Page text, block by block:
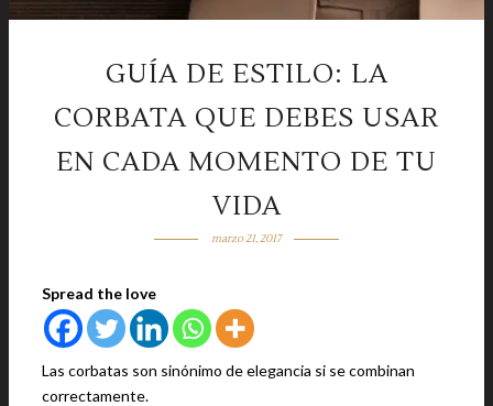
GUÍA DE ESTILO: LA
CORBATA QUE DEBES USAR
EN CADA MOMENTO DE TU
VIDA
marzo 21, 2017
Spread the love
Las corbatas son sinónimo de elegancia si se combinan
correctamente.